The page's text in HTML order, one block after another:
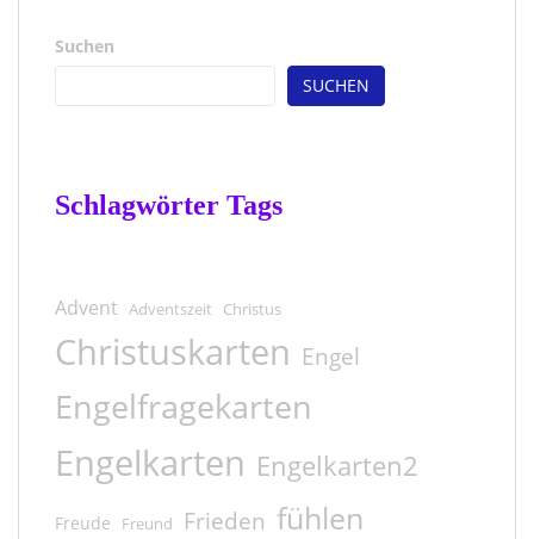
Suchen
SUCHEN
Schlagwörter Tags
Advent Adventszeit Christus
Christuskarten Engel
Engelfragekarten
Engelkarten Engelkarten2
Freude Freund Frieden fühlen